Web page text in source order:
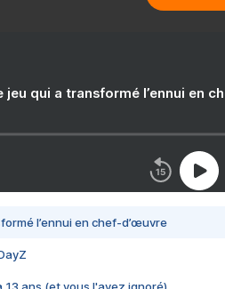
jeu qui a transformé l’ennui en
l’ennui en chef-d’œuvre